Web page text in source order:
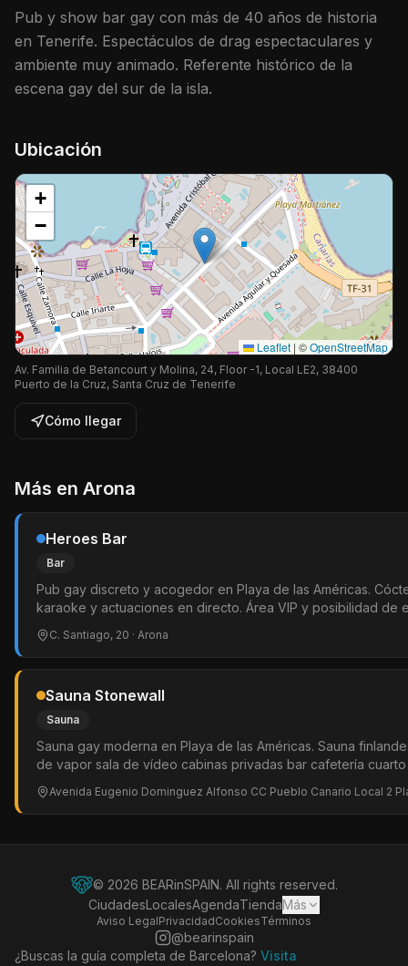
Pub y show bar gay con más de 40 años de historia
en Tenerife. Espectáculos de drag espectaculares y
ambiente muy animado. Referente histórico de la
escena gay del sur de la isla.
Ubicación
+
−
Leaflet | ©OpenStreetMap
Av. Familia de Betancourt y Molina, 24, Floor -1, Local LE2, 38400
Puerto de la Cruz, Santa Cruz de Tenerife
Cómo llegar
Más en Arona
Heroes Bar
Bar
Pub gay discreto y acogedor en Playa de las Américas.
karaoke y actuaciones en directo. Área VIP y posibilidad de
Ambiente tranquilo para la comunidad LGTBIQ+ local.
C. Santiago, 20 · Arona
Sauna Stonewall
Sauna
Sauna gay moderna en Playa de las Américas. Sauna
de vapor sala de vídeo cabinas privadas bar cafetería
descanso y sling. 300 m². Solo hombres.
Avenida Eugenio Dominguez Alfonso CC Pueblo Canario Local 2
© 2026 BEARinSPAIN. All rights reserved.
CiudadesLocalesAgendaTiendaMás
Aviso LegalPrivacidadCookiesTérminos
@bearinspain
¿Buscas la guía completa de Barcelona? Visita